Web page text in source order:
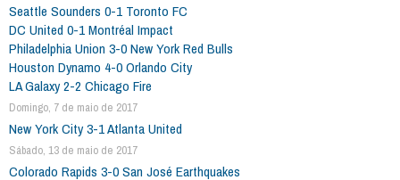
Seattle Sounders 0-1 Toronto FC
DC United 0-1 Montréal Impact
Philadelphia Union 3-0 New York Red Bulls
Houston Dynamo 4-0 Orlando City
LA Galaxy 2-2 Chicago Fire
Domingo, 7 de maio de 2017
New York City 3-1 Atlanta United
Sábado, 13 de maio de 2017
Colorado Rapids 3-0 San José Earthquakes